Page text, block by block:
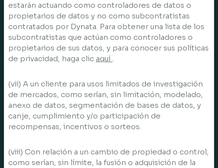
estarán actuando como controladores de datos o
propietarios de datos y no como subcontratistas
contratados por Dynata. Para obtener una lista de los
subcontratistas que actúan como controladores o
propietarios de sus datos, y para conocer sus políticas
de privacidad, haga clic aquí .
(vii) A un cliente para usos limitados de investigación
de mercados, como serían, sin limitación, modelado,
anexo de datos, segmentación de bases de datos, y
canje, cumplimiento y/o participación de
recompensas, incentivos o sorteos.
(viii) Con relación a un cambio de propiedad o control,
como serían, sin límite, la fusión o adquisición de la